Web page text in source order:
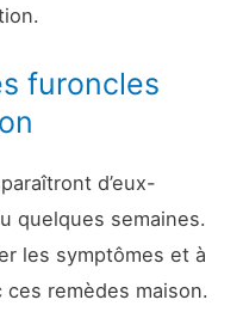
furoncles
d’eux-
quelques semaines.
les symptômes et à
remèdes maison.